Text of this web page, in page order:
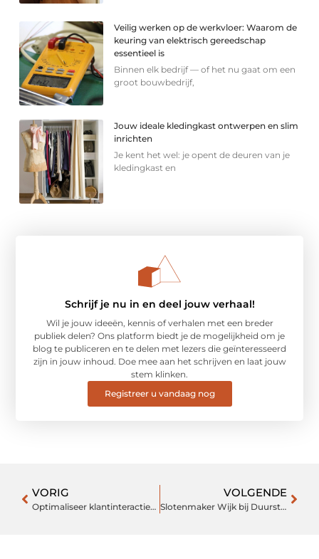
Veilig werken op de werkvloer: Waarom de
keuring van elektrisch gereedschap
essentieel is
Binnen elk bedrijf — of het nu gaat om een
groot bouwbedrijf,
Jouw ideale kledingkast ontwerpen en slim
inrichten
Je kent het wel: je opent de deuren van je
kledingkast en
Schrijf je nu in en deel jouw verhaal!
Wil je jouw ideeën, kennis of verhalen met een breder
publiek delen? Ons platform biedt je de mogelijkheid om je
blog te publiceren en te delen met lezers die geïnteresseerd
zijn in jouw inhoud. Doe mee aan het schrijven en laat jouw
stem klinken.
Registreer u vandaag nog
VORIG
Optimaliseer klantinteracties met Service Cloud
VOLGENDE
Slotenmaker Wijk bij Duurstede